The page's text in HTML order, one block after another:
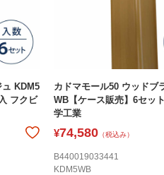
ュ KDM5
フクビ
カドマモール50 ウッドブ
WB【ケース販売】6セッ
学工業
¥74,580 （税込み）
B440019033441
KDM5WB